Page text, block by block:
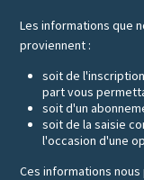
Les informations que
proviennent :
soit de
part vous
soit d'un
soit de la saisie
l'occasion d'une
Ces informations